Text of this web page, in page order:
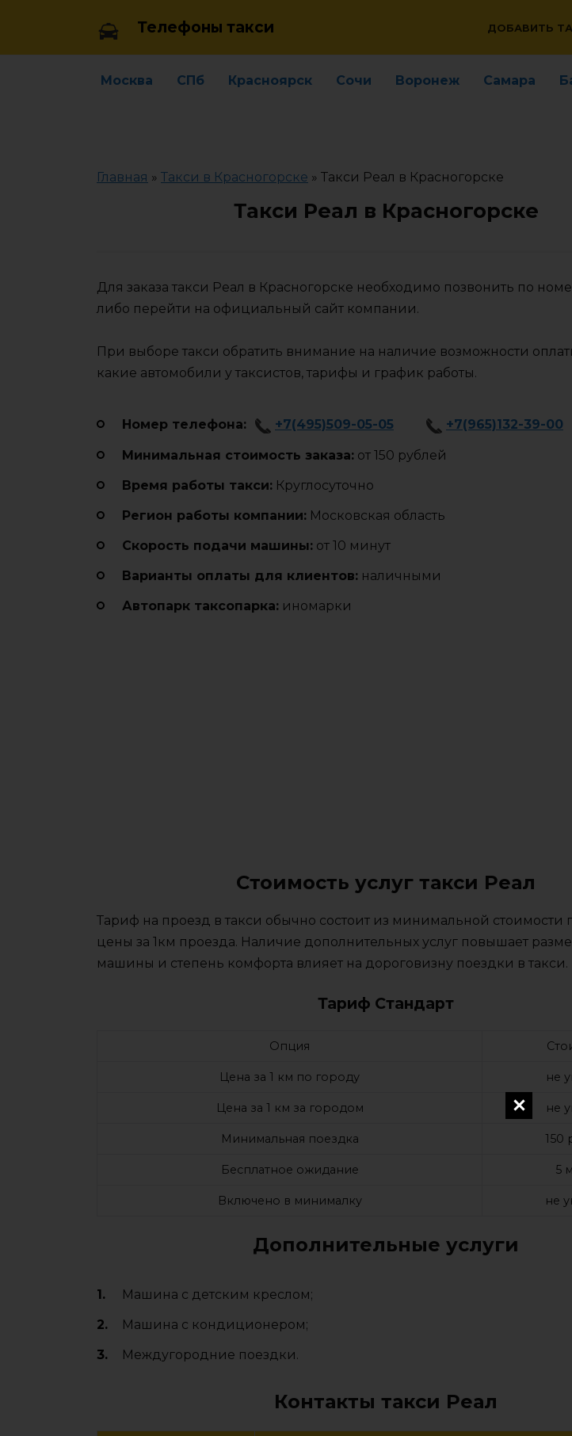
Телефоны такси ДОБАВИТЬ
Москва СПб Красноярск Сочи Воронеж Самара
Главная » Такси в Красногорске » Такси Реал в Красногорске
Такси Реал в Красногорске
Для заказа такси Реал в Красногорске необходимо позвонить по
либо перейти на официальный сайт компании.
При выборе такси обратить внимание на наличие возможности
какие автомобили у таксистов, тарифы и график работы.
Номер телефона: +7(495)509-05-05 +7(965)132-39-00
Минимальная стоимость заказа: от 150 рублей
Время работы такси: Круглосуточно
Регион работы компании: Московская область
Cкорость подачи машины: от 10 минут
Варианты оплаты для клиентов: наличными
Автопарк таксопарка: иномарки
Стоимость услуг такси Реал
Тариф на проезд в такси обычно состоит из минимальной стоимости
цены за 1км проезда. Наличие дополнительных услуг повышает
машины и степень комфорта влияет на дороговизну поездки в такси.
Тариф Стандарт
Опция
Цена за 1 км по городу не
Цена за 1 км за городом не
Минимальная поездка 150
Бесплатное ожидание 5
Включено в минималку не
Дополнительные услуги
Машина с детским креслом;
Машина с кондиционером;
Междугородние поездки.
Контакты такси Реал